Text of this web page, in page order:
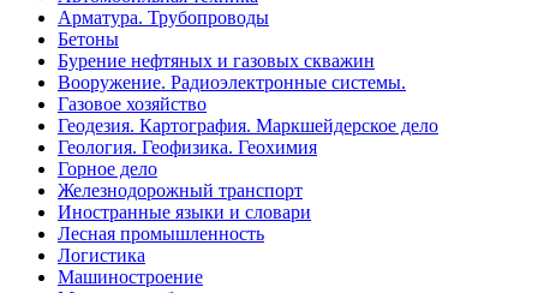
Арматура. Трубопроводы
Бетоны
Бурение нефтяных и газовых скважин
Вооружение. Радиоэлектронные системы.
Газовое хозяйство
Геодезия. Картография. Маркшейдерское дело
Геология. Геофизика. Геохимия
Горное дело
Железнодорожный транспорт
Иностранные языки и словари
Лесная промышленность
Логистика
Машиностроение